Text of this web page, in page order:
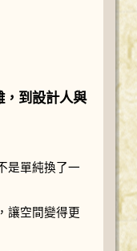
，到設計人與
是單純換了一
讓空間變得更